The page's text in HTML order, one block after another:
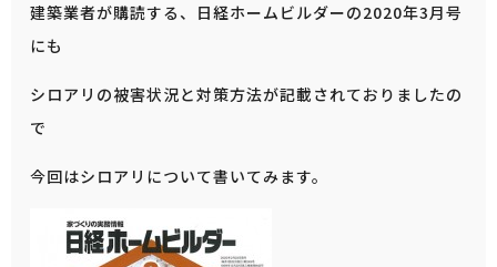
建築業者が購読する、日経ホームビルダーの2020年3月号
にも
シロアリの被害状況と対策方法が記載されておりましたの
で
今回はシロアリについて書いてみます。